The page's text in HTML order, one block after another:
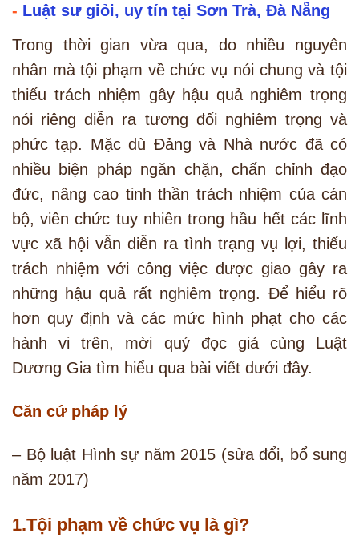
- Luật sư giỏi, uy tín tại Sơn Trà, Đà Nẵng
Trong thời gian vừa qua, do nhiều nguyên
nhân mà tội phạm về chức vụ nói chung và tội
thiếu trách nhiệm gây hậu quả nghiêm trọng
nói riêng diễn ra tương đối nghiêm trọng và
phức tạp. Mặc dù Đảng và Nhà nước đã có
nhiều biện pháp ngăn chặn, chấn chỉnh đạo
đức, nâng cao tinh thần trách nhiệm của cán
bộ, viên chức tuy nhiên trong hầu hết các lĩnh
vực xã hội vẫn diễn ra tình trạng vụ lợi, thiếu
trách nhiệm với công việc được giao gây ra
những hậu quả rất nghiêm trọng. Để hiểu rõ
hơn quy định và các mức hình phạt cho các
hành vi trên, mời quý đọc giả cùng Luật
Dương Gia tìm hiểu qua bài viết dưới đây.
Căn cứ pháp lý
– Bộ luật Hình sự năm 2015 (sửa đổi, bổ sung
năm 2017)
1.Tội phạm về chức vụ là gì?